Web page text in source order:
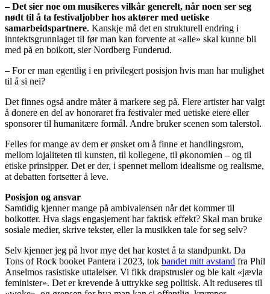
– Det sier noe om musikeres vilkår generelt, når noen ser seg
nødt til å ta festivaljobber hos aktører med uetiske
samarbeidspartnere. Kanskje må det en strukturell endring i
inntektsgrunnlaget til før man kan forvente at «alle» skal kunne bli
med på en boikott, sier Nordberg Funderud.
– For er man egentlig i en privilegert posisjon hvis man har mulighet
til å si nei?
Det finnes også andre måter å markere seg på. Flere artister har valgt
å donere en del av honoraret fra festivaler med uetiske eiere eller
sponsorer til humanitære formål. Andre bruker scenen som talerstol.
Felles for mange av dem er ønsket om å finne et handlingsrom,
mellom lojaliteten til kunsten, til kollegene, til økonomien – og til
etiske prinsipper. Det er der, i spennet mellom idealisme og realisme,
at debatten fortsetter å leve.
Posisjon og ansvar
Samtidig kjenner mange på ambivalensen når det kommer til
boikotter. Hva slags engasjement har faktisk effekt? Skal man bruke
sosiale medier, skrive tekster, eller la musikken tale for seg selv?
Selv kjenner jeg på hvor mye det har kostet å ta standpunkt. Da
Tons of Rock booket Pantera i 2023, tok bandet mitt avstand fra Phil
Anselmos rasistiske uttalelser. Vi fikk drapstrusler og ble kalt «jævla
feminister». Det er krevende å uttrykke seg politisk. Alt reduseres til